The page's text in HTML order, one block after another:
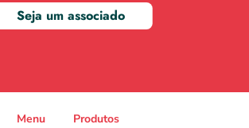
Menu Produtos
Seja um associado